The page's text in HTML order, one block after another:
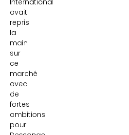
International
avait
repris
la
main
sur
ce
marché
avec
de
fortes
ambitions
pour